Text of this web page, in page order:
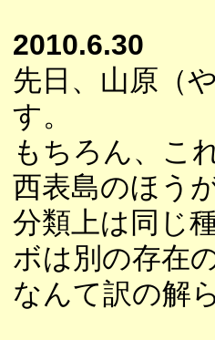
2010.6.30
先日、山原（
す。
もちろん、こ
西表島のほう
分類上は同じ
ボは別の存在
なんて訳の解